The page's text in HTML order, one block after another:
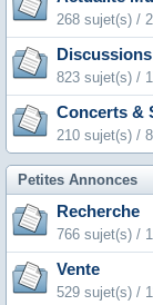
268 sujet(s) /
823 sujet(s) /
Concerts &
210 sujet(s) /
Petites Annonces
Recherche
766 sujet(s) /
Vente
529 sujet(s) /